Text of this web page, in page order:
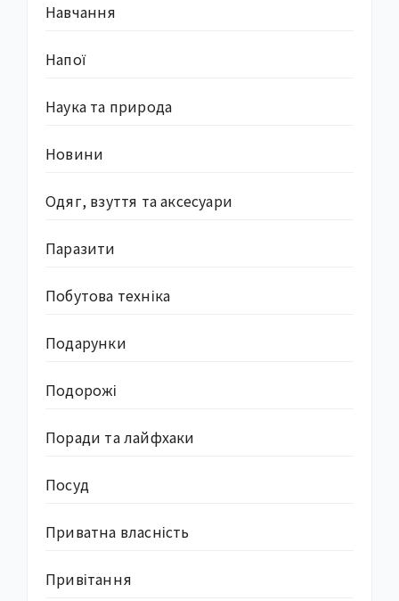
Навчання
Напої
Наука та природа
Новини
Одяг, взуття та аксесуари
Паразити
Побутова техніка
Подарунки
Подорожі
Поради та лайфхаки
Посуд
Приватна власність
Привітання